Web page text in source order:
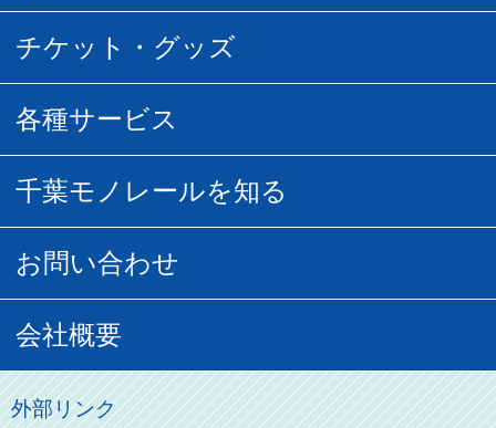
所要時間
空の散歩道
URBAN FLYER時刻表
団体乗車
貸切列車
乗車券の種類
フリーきっぷ
記念切符
割引制度
その他のご案内
チケット・グッズ
駅窓口販売チケット
葭川となみグッズ
初音ミクグッズ
俺の妹。
各種サービス
モノちゃんトラベル
広告募集
直営駐車場パーク＆ライド
千葉モノレールを知る
営業距離世界最長
モノちゃん
お問い合わせ
お客様の声
よくあるご質問
会社概要
会社概要
外部リンク